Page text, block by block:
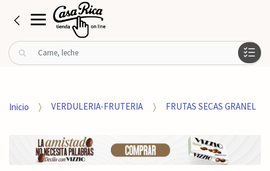
B
u
rInicio VERDULERIA-FRUTERIA FRUTAS SECAS GRANEL